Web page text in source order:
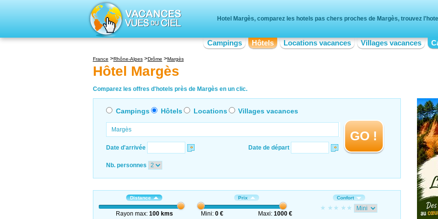
Hotel Margès, comparez les hotels pas chers proches de Margès, trouvez
Campings Hôtels Locations vacances Villages vacances
France Rhône-Alpes Drôme Margès
Hôtel Margès
Comparez les offres d'hotels près de Margès en un clic.
Campings Hôtels Locations Villages vacances
Date d'arrivée Date de départ
GO !
Nb. personnes
Distance
Rayon max: 100 kms
Prix
Mini:0 € Maxi: 1000 €
Confort